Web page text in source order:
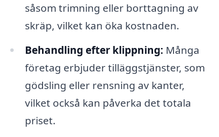
såsom trimning eller borttagning av
skräp, vilket kan öka kostnaden.
Behandling efter klippning: Många
företag erbjuder tilläggstjänster, som
gödsling eller rensning av kanter,
vilket också kan påverka det totala
priset.